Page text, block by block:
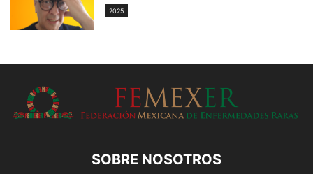
2025
SOBRE NOSOTROS